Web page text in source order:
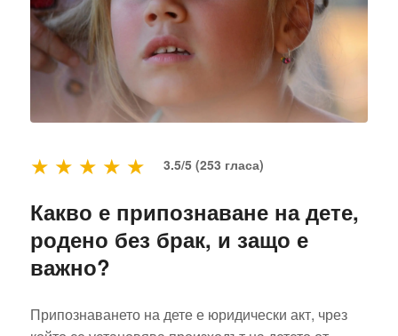
★
★
★
★
★ 3.5/5 (253 гласа)
Какво е припознаване на дете,
родено без брак, и защо е
важно?
Припознаването на дете е юридически акт, чрез